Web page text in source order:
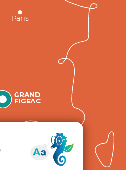
GRAND
FIGEAC
Paris